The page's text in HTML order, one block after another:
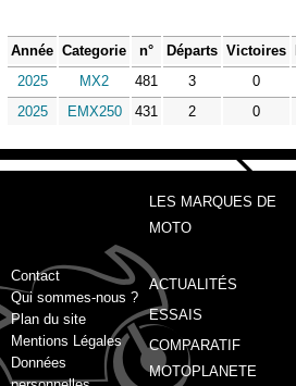
Année Categorie n° Départs Victoires
2025
MX2 481 3 0
2025
EMX250 431 2 0
Contact
Qui sommes-nous ?
Plan du site
Mentions Légales
Données
LES MARQUES DE
MOTO
ACTUALITÉS
ESSAIS
COMPARATIF
MOTOPLANETE